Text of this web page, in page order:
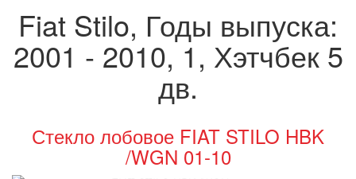
Fiat Stilo, Годы выпуска:
2001 - 2010, 1, Хэтчбек 5
дв.
Стекло лобовое FIAT STILO HBK
/WGN 01-10